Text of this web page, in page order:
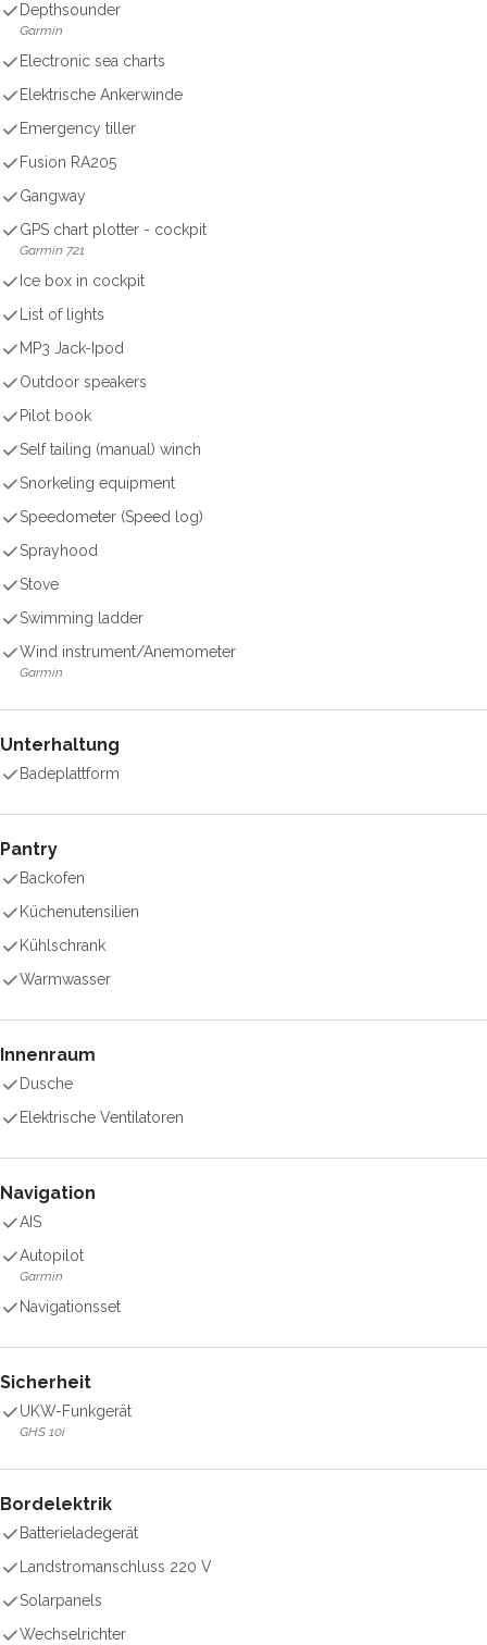
Depthsounder
Garmin
Electronic sea charts
Elektrische Ankerwinde
Emergency tiller
Fusion RA205
Gangway
GPS chart plotter - cockpit
Garmin 721
Ice box in cockpit
List of lights
MP3 Jack-Ipod
Outdoor speakers
Pilot book
Self tailing (manual) winch
Snorkeling equipment
Speedometer (Speed log)
Sprayhood
Stove
Swimming ladder
Wind instrument/Anemometer
Garmin
Unterhaltung
Badeplattform
Pantry
Backofen
Küchenutensilien
Kühlschrank
Warmwasser
Innenraum
Dusche
Elektrische Ventilatoren
Navigation
AIS
Autopilot
Garmin
Navigationsset
Sicherheit
UKW-Funkgerät
GHS 10i
Bordelektrik
Batterieladegerät
Landstromanschluss 220 V
Solarpanels
Wechselrichter